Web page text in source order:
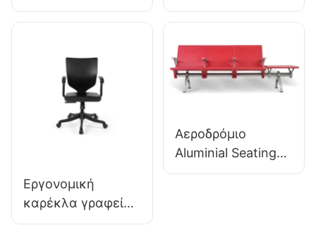
οικογενειακό
προσαρμοσμένη
χύμα αγοράς
οικογενειακό
OEM ODM
Προσαρμοσμένο
Hewei
Εργονομική
καρέκλα γραφείου
από αφρό PU
Αεροδρόμιο
Aluminial Seating
PU Waine Chair για